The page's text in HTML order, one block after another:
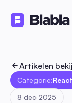
Artikelen
Categorie:
8 dec 2025